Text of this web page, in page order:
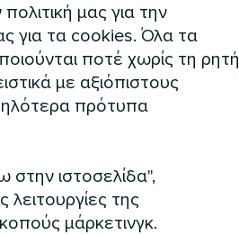
μας για την
για τα cookies. Όλα τα
ποτέ χωρίς τη ρητή
με αξιόπιστους
πρότυπα
στην ιστοσελίδα",
της
μάρκετινγκ.